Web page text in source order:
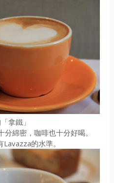
拿鐵」
綿密，咖啡也十分好喝。
的水準。